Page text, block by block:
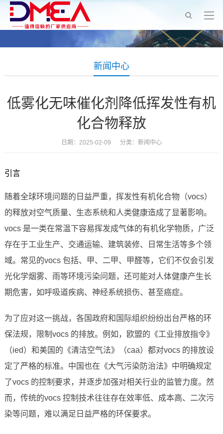
新闻中心
低雾化无味催化剂降低挥发性有机
化合物释放
日期：2025-02-09 分类： 新闻中心
引言
随着全球环境问题的日益严重，挥发性有机化合物（vocs）
的释放对空气质量、生态系统和人类健康造成了显著影响。
vocs 是一类在常温下容易挥发成气体的有机化学物质，广泛
存在于工业生产、交通运输、建筑装修、日常生活等多个领
域。常见的vocs 包括、甲、二甲、甲醛等，它们不仅会引发
光化学烟雾、雨等环境污染问题，还可能对人体健康产生长
期危害，如呼吸道疾病、神经系统损伤、甚至癌症。
为了应对这一挑战，各国政府和国际组织纷纷出台严格的环
保法规，限制vocs 的排放。例如，欧盟的《工业排放指令》
（ied）和美国的《清洁空气法》（caa）都对vocs 的排放设
定了严格的标准。中国也在《大气污染防治法》中明确规定
了vocs 的控制要求，并逐步加强对相关行业的监管力度。然
而，传统的vocs 控制技术往往存在效率低、成本高、二次污
染等问题，难以满足日益严格的环保要求。